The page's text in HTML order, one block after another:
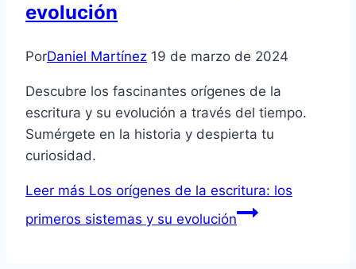
evolución
PorDaniel Martínez 19 de marzo de 2024
Descubre los fascinantes orígenes de la
escritura y su evolución a través del tiempo.
Sumérgete en la historia y despierta tu
curiosidad.
Leer más Los orígenes de la escritura: los
primeros sistemas y su evolución